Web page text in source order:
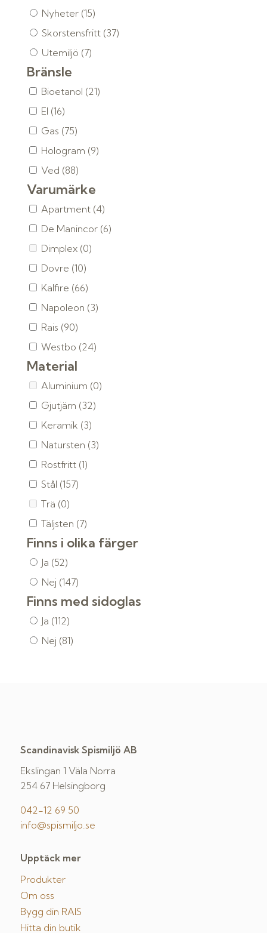
Nyheter (15)
Skorstensfritt (37)
Utemiljö (7)
Bränsle
Bioetanol (21)
El (16)
Gas (75)
Hologram (9)
Ved (88)
Varumärke
Apartment (4)
De Manincor (6)
Dimplex (0)
Dovre (10)
Kalfire (66)
Napoleon (3)
Rais (90)
Westbo (24)
Material
Aluminium (0)
Gjutjärn (32)
Keramik (3)
Natursten (3)
Rostfritt (1)
Stål (157)
Trä (0)
Täljsten (7)
Finns i olika färger
Ja (52)
Nej (147)
Finns med sidoglas
Ja (112)
Nej (81)
Scandinavisk Spismiljö AB
Ekslingan 1 Väla Norra
254 67 Helsingborg
042-12 69 50
info@spismiljo.se
Upptäck mer
Produkter
Om oss
Bygg din RAIS
Hitta din butik